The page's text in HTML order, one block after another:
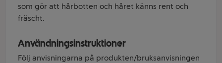
som gör att hårbotten och håret känns rent och
fräscht.
Användningsinstruktioner
Följ anvisningarna på produkten/bruksanvisningen